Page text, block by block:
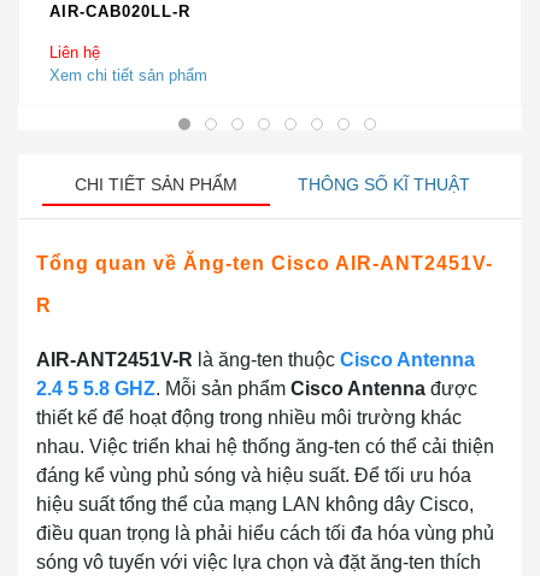
AIR-CAB020LL-R
Liên hệ
Xem chi tiết sản phẩm
CHI TIẾT SẢN PHẨM THÔNG SỐ KĨ THUẬT
Tổng quan về Ăng-ten Cisco AIR-ANT2451V-
R
AIR-ANT2451V-R là ăng-ten thuộc Cisco Antenna
2.4 5 5.8 GHZ. Mỗi sản phẩm Cisco Antenna được
thiết kế để hoạt động trong nhiều môi trường khác
nhau. Việc triển khai hệ thống ăng-ten có thể cải thiện
đáng kể vùng phủ sóng và hiệu suất. Để tối ưu hóa
hiệu suất tổng thể của mạng LAN không dây Cisco,
điều quan trọng là phải hiểu cách tối đa hóa vùng phủ
sóng vô tuyến với việc lựa chọn và đặt ăng-ten thích